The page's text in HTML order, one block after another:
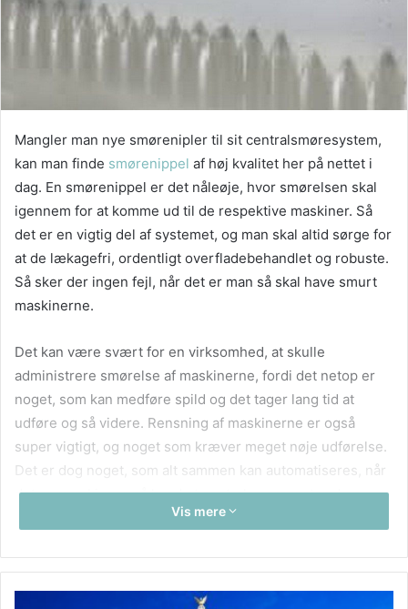
Mangler man nye smørenipler til sit centralsmøresystem,
kan man finde smørenippel af høj kvalitet her på nettet i
dag. En smørenippel er det nåleøje, hvor smørelsen skal
igennem for at komme ud til de respektive maskiner. Så
det er en vigtig del af systemet, og man skal altid sørge for
at de lækagefri, ordentligt overfladebehandlet og robuste.
Så sker der ingen fejl, når det er man så skal have smurt
maskinerne.
Det kan være svært for en virksomhed, at skulle
administrere smørelse af maskinerne, fordi det netop er
noget, som kan medføre spild og det tager lang tid at
udføre og så videre. Rensning af maskinerne er også
super vigtigt, og noget som kræver meget nøje udførelse.
Det er dog noget, som alt sammen kan automatiseres, når
det er man kigger på hvad et centralsmøresystem kan
gøre for en i dag. her finder man helt klart en fordel eller
Vis mere